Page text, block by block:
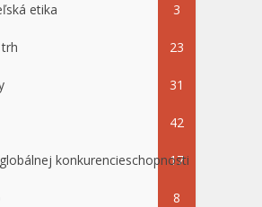
etika 3
23
31
42
konkurencieschopnosti
17
8